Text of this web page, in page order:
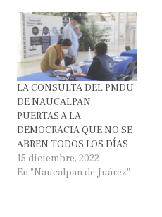
LA CONSULTA DEL PMDU
DE NAUCALPAN,
PUERTAS A LA
DEMOCRACIA QUE NO SE
ABREN TODOS LOS DÍAS
15 diciembre, 2022
En "Naucalpan de Juárez"